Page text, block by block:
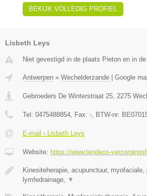
BEKIJK VOLLEDIG PROFIEL
Lisbeth Leys
Niet gevestigd in de plaats Pieton en in de
Antwerpen » Wechelderzande Google
Gebroeders De Winterstraat 25 2275
Tel: 0475488854 , Fax: - , BTW-nr:
E-mail › Lisbeth Leys
Website: https://www.tendens-
Kinesiteherapie, acupunctuur, myofaciale,
lymfedrainage,
▼